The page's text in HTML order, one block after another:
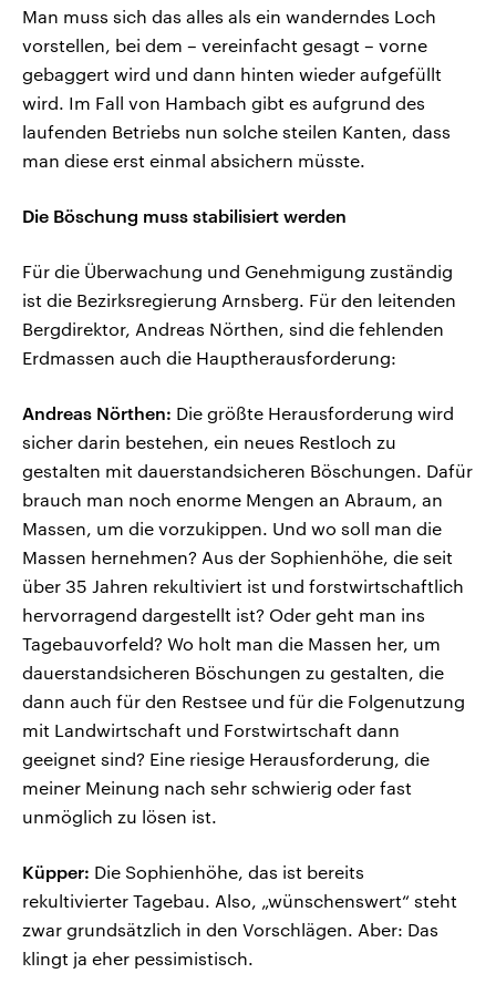
Man muss sich das alles als ein wanderndes Loch
vorstellen, bei dem – vereinfacht gesagt – vorne
gebaggert wird und dann hinten wieder aufgefüllt
wird. Im Fall von Hambach gibt es aufgrund des
laufenden Betriebs nun solche steilen Kanten, dass
man diese erst einmal absichern müsste.
Die Böschung muss stabilisiert werden
Für die Überwachung und Genehmigung zuständig
ist die Bezirksregierung Arnsberg. Für den leitenden
Bergdirektor, Andreas Nörthen, sind die fehlenden
Erdmassen auch die Hauptherausforderung:
Andreas Nörthen: Die größte Herausforderung wird
sicher darin bestehen, ein neues Restloch zu
gestalten mit dauerstandsicheren Böschungen. Dafür
brauch man noch enorme Mengen an Abraum, an
Massen, um die vorzukippen. Und wo soll man die
Massen hernehmen? Aus der Sophienhöhe, die seit
über 35 Jahren rekultiviert ist und forstwirtschaftlich
hervorragend dargestellt ist? Oder geht man ins
Tagebauvorfeld? Wo holt man die Massen her, um
dauerstandsicheren Böschungen zu gestalten, die
dann auch für den Restsee und für die Folgenutzung
mit Landwirtschaft und Forstwirtschaft dann
geeignet sind? Eine riesige Herausforderung, die
meiner Meinung nach sehr schwierig oder fast
unmöglich zu lösen ist.
Küpper: Die Sophienhöhe, das ist bereits
rekultivierter Tagebau. Also, „wünschenswert“ steht
zwar grundsätzlich in den Vorschlägen. Aber: Das
klingt ja eher pessimistisch.